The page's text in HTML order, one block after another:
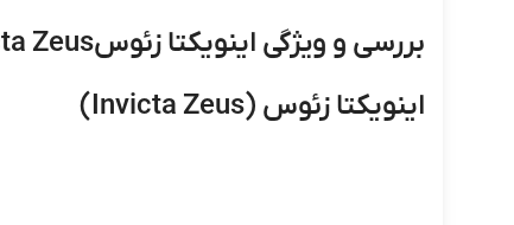
بررسی و ویژگی اینویکتا زئوسInvicta Zeus
اینویکتا زئوس (Invicta Zeus)